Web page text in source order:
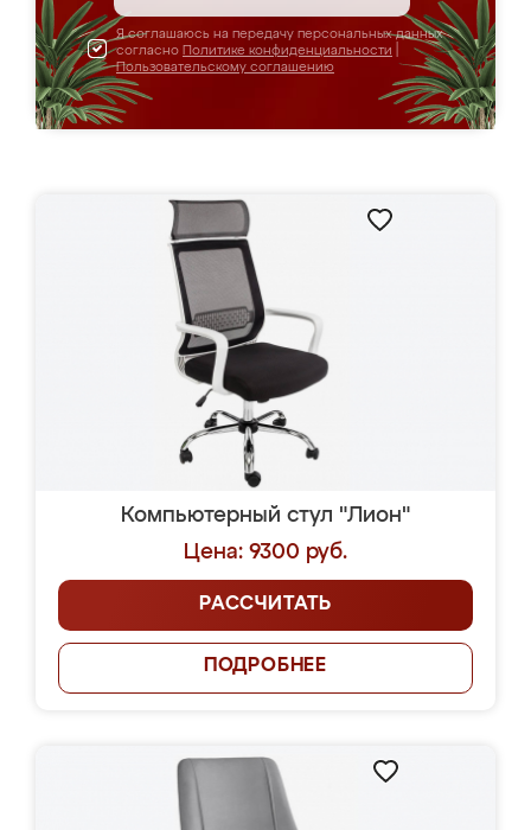
Я соглашаюсь на передачу персональных данных
согласно Политике конфиденциальности
Пользовательскому соглашению
Компьютерный стул "Лион"
Цена: 9300 руб.
РАССЧИТАТЬ
ПОДРОБНЕЕ